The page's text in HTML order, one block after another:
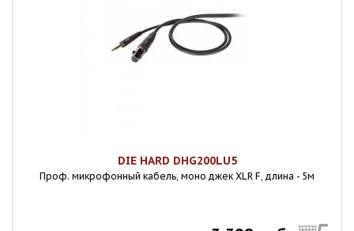
DIE HARD DHG200LU5
Проф. микрофонный кабель, моно джек XLR F, длина - 5м